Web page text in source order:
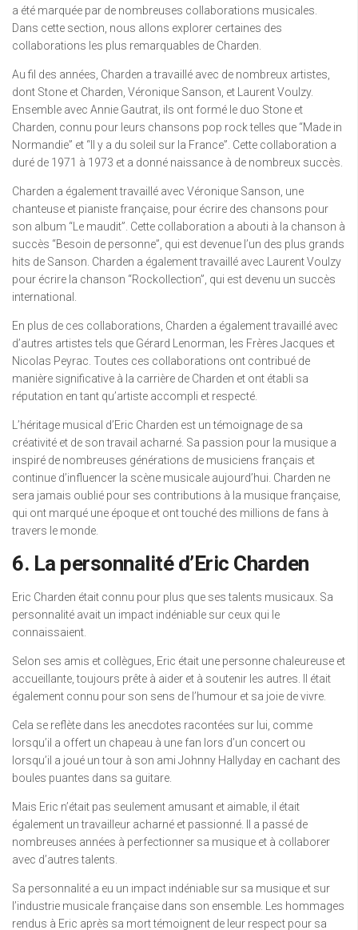
a été marquée par de nombreuses collaborations musicales.
Dans cette section, nous allons explorer certaines des
collaborations les plus remarquables de Charden.
Au fil des années, Charden a travaillé avec de nombreux artistes,
dont Stone et Charden, Véronique Sanson, et Laurent Voulzy.
Ensemble avec Annie Gautrat, ils ont formé le duo Stone et
Charden, connu pour leurs chansons pop rock telles que “Made in
Normandie” et “Il y a du soleil sur la France”. Cette collaboration a
duré de 1971 à 1973 et a donné naissance à de nombreux succès.
Charden a également travaillé avec Véronique Sanson, une
chanteuse et pianiste française, pour écrire des chansons pour
son album “Le maudit”. Cette collaboration a abouti à la chanson à
succès “Besoin de personne”, qui est devenue l’un des plus grands
hits de Sanson. Charden a également travaillé avec Laurent Voulzy
pour écrire la chanson “Rockollection”, qui est devenu un succès
international.
En plus de ces collaborations, Charden a également travaillé avec
d’autres artistes tels que Gérard Lenorman, les Frères Jacques et
Nicolas Peyrac. Toutes ces collaborations ont contribué de
manière significative à la carrière de Charden et ont établi sa
réputation en tant qu’artiste accompli et respecté.
L’héritage musical d’Eric Charden est un témoignage de sa
créativité et de son travail acharné. Sa passion pour la musique a
inspiré de nombreuses générations de musiciens français et
continue d’influencer la scène musicale aujourd’hui. Charden ne
sera jamais oublié pour ses contributions à la musique française,
qui ont marqué une époque et ont touché des millions de fans à
travers le monde.
6. La personnalité d’Eric Charden
Eric Charden était connu pour plus que ses talents musicaux. Sa
personnalité avait un impact indéniable sur ceux qui le
connaissaient.
Selon ses amis et collègues, Eric était une personne chaleureuse et
accueillante, toujours prête à aider et à soutenir les autres. Il était
également connu pour son sens de l’humour et sa joie de vivre.
Cela se reflète dans les anecdotes racontées sur lui, comme
lorsqu’il a offert un chapeau à une fan lors d’un concert ou
lorsqu’il a joué un tour à son ami Johnny Hallyday en cachant des
boules puantes dans sa guitare.
Mais Eric n’était pas seulement amusant et aimable, il était
également un travailleur acharné et passionné. Il a passé de
nombreuses années à perfectionner sa musique et à collaborer
avec d’autres talents.
Sa personnalité a eu un impact indéniable sur sa musique et sur
l’industrie musicale française dans son ensemble. Les hommages
rendus à Eric après sa mort témoignent de leur respect pour sa